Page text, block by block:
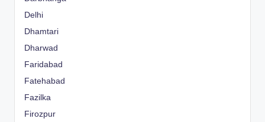
Delhi
Dhamtari
Dharwad
Faridabad
Fatehabad
Fazilka
Firozpur